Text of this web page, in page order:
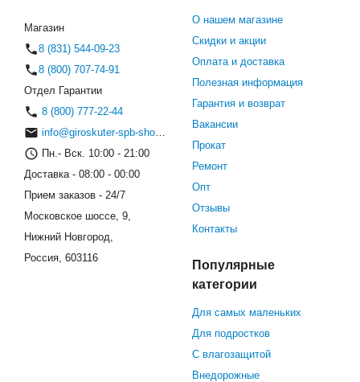
Магазин
8 (831) 544-09-23
8 (800) 707-74-91
Отдел Гарантии
8 (800) 777-22-44
info@giroskuter-spb-shop.ru
Пн.- Вск. 10:00 - 21:00
Доставка - 08:00 - 00:00
Прием заказов - 24/7
Московское шоссе, 9,
Нижний Новгород,
Россия, 603116
О нашем магазине
Скидки и акции
Оплата и доставка
Полезная информация
Гарантия и возврат
Вакансии
Прокат
Ремонт
Опт
Отзывы
Контакты
Популярные
категории
Для самых маленьких
Для подростков
С влагозащитой
Внедорожные